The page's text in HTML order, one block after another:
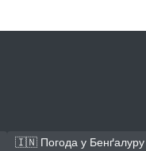
🇮🇳 Погода у Бенґалуру